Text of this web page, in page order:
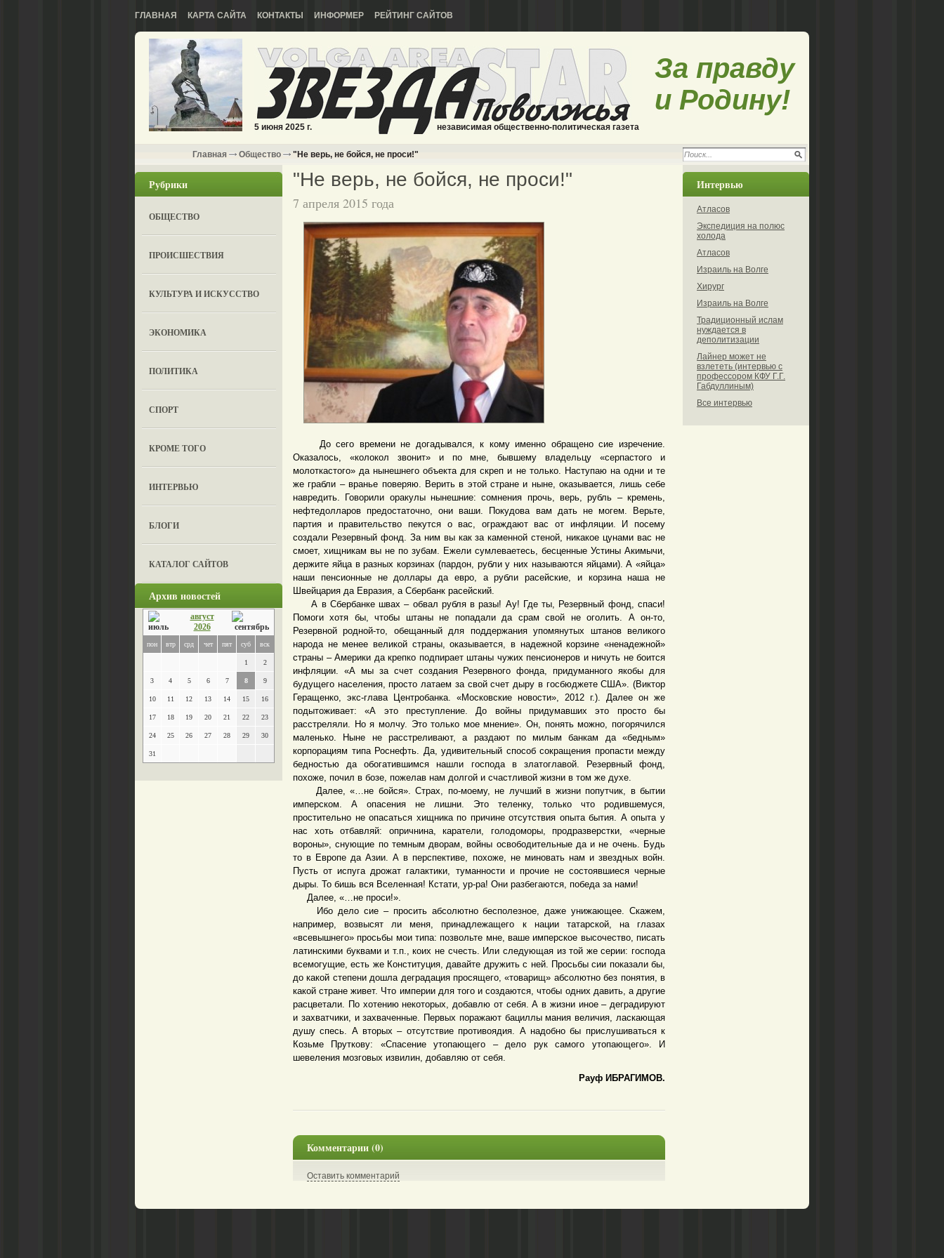
ГЛАВНАЯ КАРТА САЙТА КОНТАКТЫ ИНФОРМЕР РЕЙТИНГ САЙТОВ
5 июня 2025 г. независимая общественно-политическая газета
За правду
и Родину!
Главная Общество "Не верь, не бойся, не проси!"
Рубрики
ОБЩЕСТВО
ПРОИСШЕСТВИЯ
КУЛЬТУРА И ИСКУССТВО
ЭКОНОМИКА
ПОЛИТИКА
СПОРТ
КРОМЕ ТОГО
ИНТЕРВЬЮ
БЛОГИ
КАТАЛОГ САЙТОВ
Архив новостей
август
2026
пон втр срд чет пят суб вск
1 2
3 4 5 6 7 8 9
10 11 12 13 14 15 16
17 18 19 20 21 22 23
24 25 26 27 28 29 30
31
"Не верь, не бойся, не проси!"
7 апреля 2015 года
До сего времени не догадывался, к кому именно обращено сие изречение.
Оказалось, «колокол звонит» и по мне, бывшему владельцу «серпастого и
молоткастого» да нынешнего объекта для скреп и не только. Наступаю на одни и те
же грабли – вранье поверяю. Верить в этой стране и ныне, оказывается, лишь себе
навредить. Говорили оракулы нынешние: сомнения прочь, верь, рубль – кремень,
нефтедолларов предостаточно, они ваши. Покудова вам дать не могем. Верьте,
партия и правительство пекутся о вас, ограждают вас от инфляции. И посему
создали Резервный фонд. За ним вы как за каменной стеной, никакое цунами вас не
смоет, хищникам вы не по зубам. Ежели сумлеваетесь, бесценные Устины Акимычи,
держите яйца в разных корзинах (пардон, рубли у них называются яйцами). А «яйца»
наши пенсионные не доллары да евро, а рубли расейские, и корзина наша не
Швейцария да Евразия, а Сбербанк расейский.
А в Сбербанке швах – обвал рубля в разы! Ау! Где ты, Резервный фонд, спаси!
Помоги хотя бы, чтобы штаны не попадали да срам свой не оголить. А он-то,
Резервной родной-то, обещанный для поддержания упомянутых штанов великого
народа не менее великой страны, оказывается, в надежной корзине «ненадежной»
страны – Америки да крепко подпирает штаны чужих пенсионеров и ничуть не боится
инфляции. «А мы за счет создания Резервного фонда, придуманного якобы для
будущего населения, просто латаем за свой счет дыру в госбюджете США». (Виктор
Геращенко, экс-глава Центробанка. «Московские новости», 2012 г.). Далее он же
подытоживает: «А это преступление. До войны придумавших это просто бы
расстреляли. Но я молчу. Это только мое мнение». Он, понять можно, погорячился
маленько. Ныне не расстреливают, а раздают по милым банкам да «бедным»
корпорациям типа Роснефть. Да, удивительный способ сокращения пропасти между
бедностью да обогатившимся нашли господа в златоглавой. Резервный фонд,
похоже, почил в бозе, пожелав нам долгой и счастливой жизни в том же духе.
Далее, «…не бойся». Страх, по-моему, не лучший в жизни попутчик, в бытии
имперском. А опасения не лишни. Это теленку, только что родившемуся,
простительно не опасаться хищника по причине отсутствия опыта бытия. А опыта у
нас хоть отбавляй: опричнина, каратели, голодоморы, продразверстки, «черные
вороны», снующие по темным дворам, войны освободительные да и не очень. Будь
то в Европе да Азии. А в перспективе, похоже, не миновать нам и звездных войн.
Пусть от испуга дрожат галактики, туманности и прочие не состоявшиеся черные
дыры. То бишь вся Вселенная! Кстати, ур-ра! Они разбегаются, победа за нами!
Далее, «…не проси!».
Ибо дело сие – просить абсолютно бесполезное, даже унижающее. Скажем,
например, возвысят ли меня, принадлежащего к нации татарской, на глазах
«всевышнего» просьбы мои типа: позвольте мне, ваше имперское высочество, писать
латинскими буквами и т.п., коих не счесть. Или следующая из той же серии: господа
всемогущие, есть же Конституция, давайте дружить с ней. Просьбы сии показали бы,
до какой степени дошла деградация просящего, «товарищ» абсолютно без понятия, в
какой стране живет. Что империи для того и создаются, чтобы одних давить, а другие
расцветали. По хотению некоторых, добавлю от себя. А в жизни иное – деградируют
и захватчики, и захваченные. Первых поражают бациллы мания величия, ласкающая
душу спесь. А вторых – отсутствие противоядия. А надобно бы прислушиваться к
Козьме Пруткову: «Спасение утопающего – дело рук самого утопающего». И
шевеления мозговых извилин, добавляю от себя.
Рауф ИБРАГИМОВ.
Комментарии (0)
Оставить комментарий
Интервью
Атласов
Экспедиция на полюс
холода
Атласов
Израиль на Волге
Хирург
Израиль на Волге
Традиционный ислам
нуждается в
деполитизации
Лайнер может не
взлететь (интервью с
профессором КФУ Г.Г.
Габдуллиным)
Все интервью